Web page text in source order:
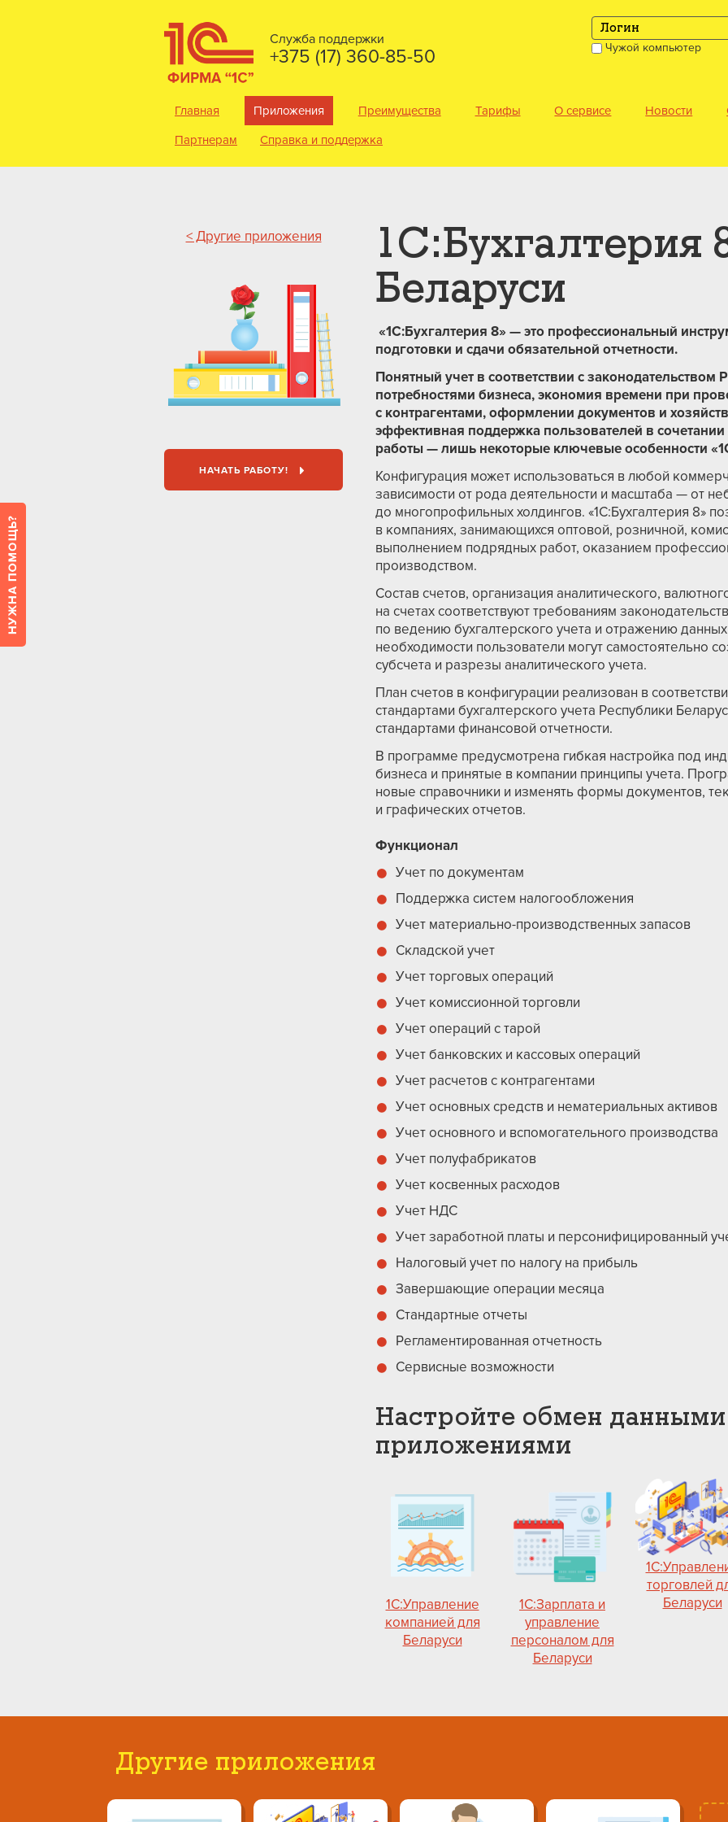
Служба поддержки
+375 (17) 360-85-50 Чужой компьютер
Главная Приложения Преимущества Тарифы О сервисе Новости
Партнерам
Справка и поддержка
< Другие приложения
НАЧАТЬ РАБОТУ!
1С:Бухгалтерия
Беларуси
«1С:Бухгалтерия 8»— это профессиональный
подготовки и сдачи обязательной отчетности.
Понятный учет в соответствии с законодательством
потребностями бизнеса, экономия времени при
с контрагентами, оформлении документов и
эффективная поддержка пользователей в
работы — лишь некоторые ключевые особенности
Конфигурация может использоваться в любой
зависимости от рода деятельности и масштаба — от
до многопрофильных холдингов. «1С:Бухгалтерия 8»
в компаниях, занимающихся оптовой, розничной,
выполнением подрядных работ, оказанием
производством.
Состав счетов, организация аналитического,
на счетах соответствуют требованиям
по ведению бухгалтерского учета и отражению
необходимости пользователи могут самостоятельно
субсчета и разрезы аналитического учета.
План счетов в конфигурации реализован в
стандартами бухгалтерского учета Республики
стандартами финансовой отчетности.
В программе предусмотрена гибкая настройка под
бизнеса и принятые в компании принципы учета.
новые справочники и изменять формы документов,
и графических отчетов.
Функционал
Учет по документам
Поддержка систем налогообложения
Учет материально-производственных запасов
Складской учет
Учет торговых операций
Учет комиссионной торговли
Учет операций с тарой
Учет банковских и кассовых операций
Учет расчетов с контрагентами
Учет основных средств и нематериальных активов
Учет основного и вспомогательного производства
Учет полуфабрикатов
Учет косвенных расходов
Учет НДC
Учет заработной платы и персонифицированный
Налоговый учет по налогу на прибыль
Завершающие операции месяца
Стандартные отчеты
Регламентированная отчетность
Сервисные возможности
Настройте обмен данными
приложениями
1С:Управление
компанией для
Беларуси
1С:Зарплата и
управление
персоналом для
Беларуси
торговлей
Беларуси
Другие приложения